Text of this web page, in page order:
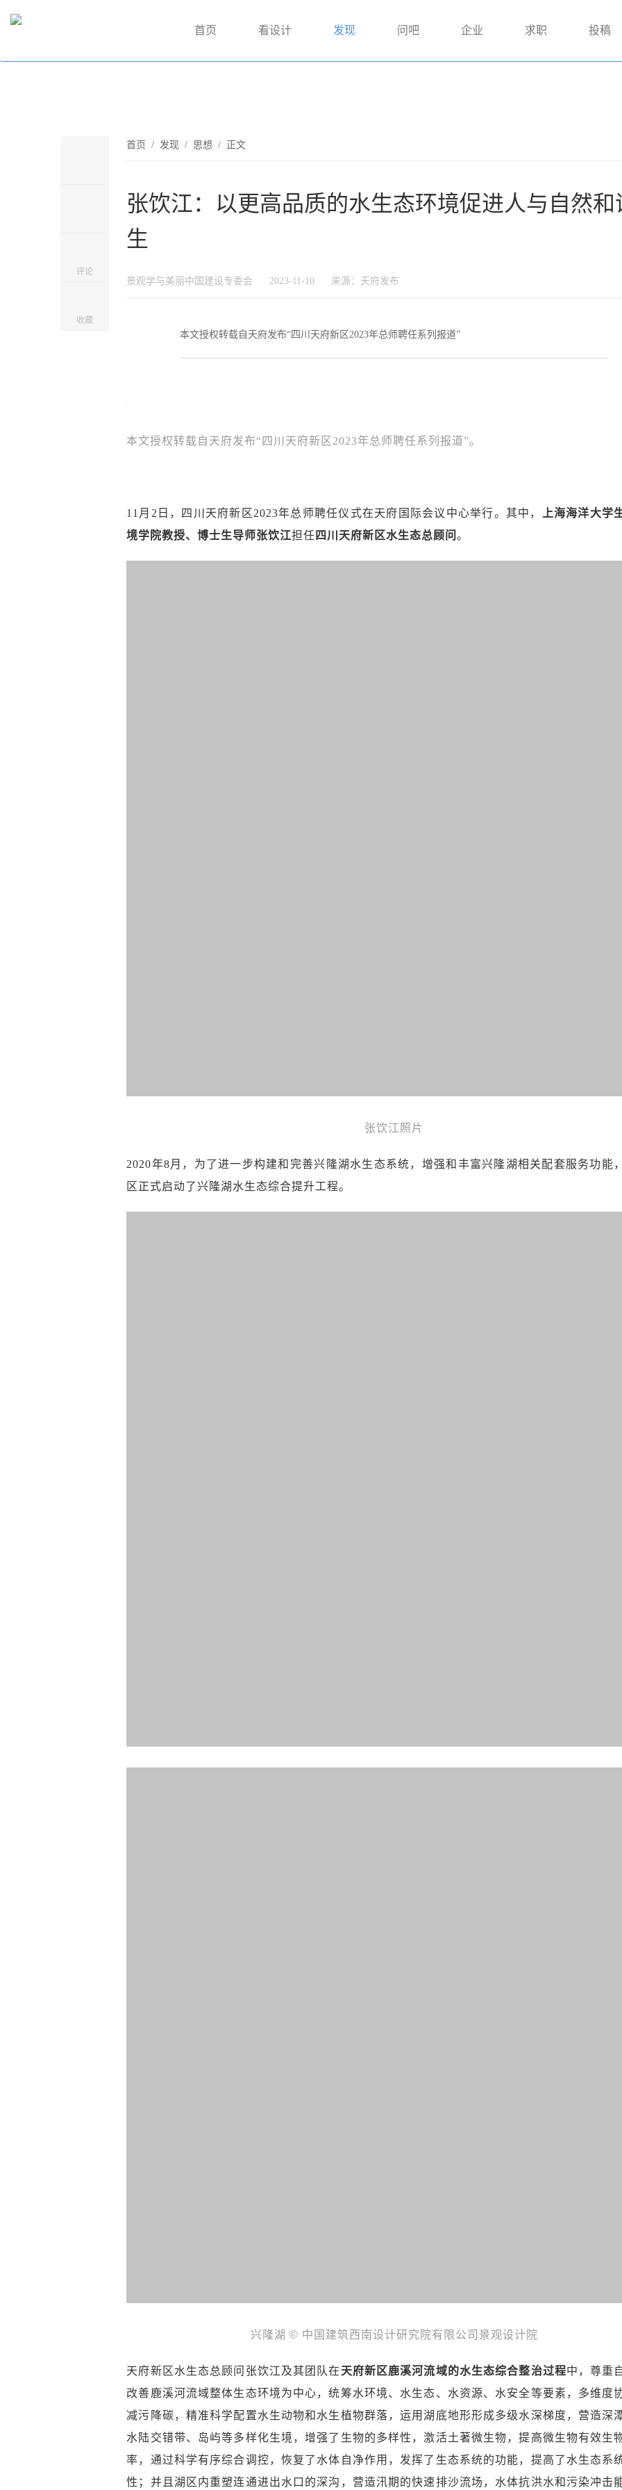
首页 看设计 发现 问吧 企业 求职 投稿
评论
收藏
首页 /发现 / 思想 / 正文
张饮江：以更高品质的水生态环境促进人与自然和
生
景观学与美丽中国建设专委会 2023-11-10 来源：天府发布
本文授权转载自天府发布“四川天府新区2023年总师聘任系列报道”
本文授权转载自天府发布“四川天府新区2023年总师聘任系列报道”。
11月2日，四川天府新区2023年总师聘任仪式在天府国际会议中心举行。其中，
上海海洋大学
境学院教授、博士生导师张饮江担任 四川天府新区水生态总顾问。
张饮江照片
2020年8月，为了进一步构建和完善兴隆湖水生态系统，增强和丰富兴隆湖相关配套服务功能
区正式启动了兴隆湖水生态综合提升工程。
兴隆湖 © 中国建筑西南设计研究院有限公司景观设计院
天府新区水生态总顾问张饮江及其团队在 天府新区鹿溪河流域的水生态综合整治过程中，尊重
改善鹿溪河流域整体生态环境为中心，统筹水环境、水生态、水资源、水安全等要素，多维度
减污降碳，精准科学配置水生动物和水生植物群落，运用湖底地形形成多级水深梯度，营造深
水陆交错带、岛屿等多样化生境，增强了生物的多样性，激活土著微生物，提高微生物有效生
率，通过科学有序综合调控，恢复了水体自净作用，发挥了生态系统的功能，提高了水生态系
性；并且湖区内重塑连通进出水口的深沟，营造汛期的快速排沙流场，水体抗洪水和污染冲击